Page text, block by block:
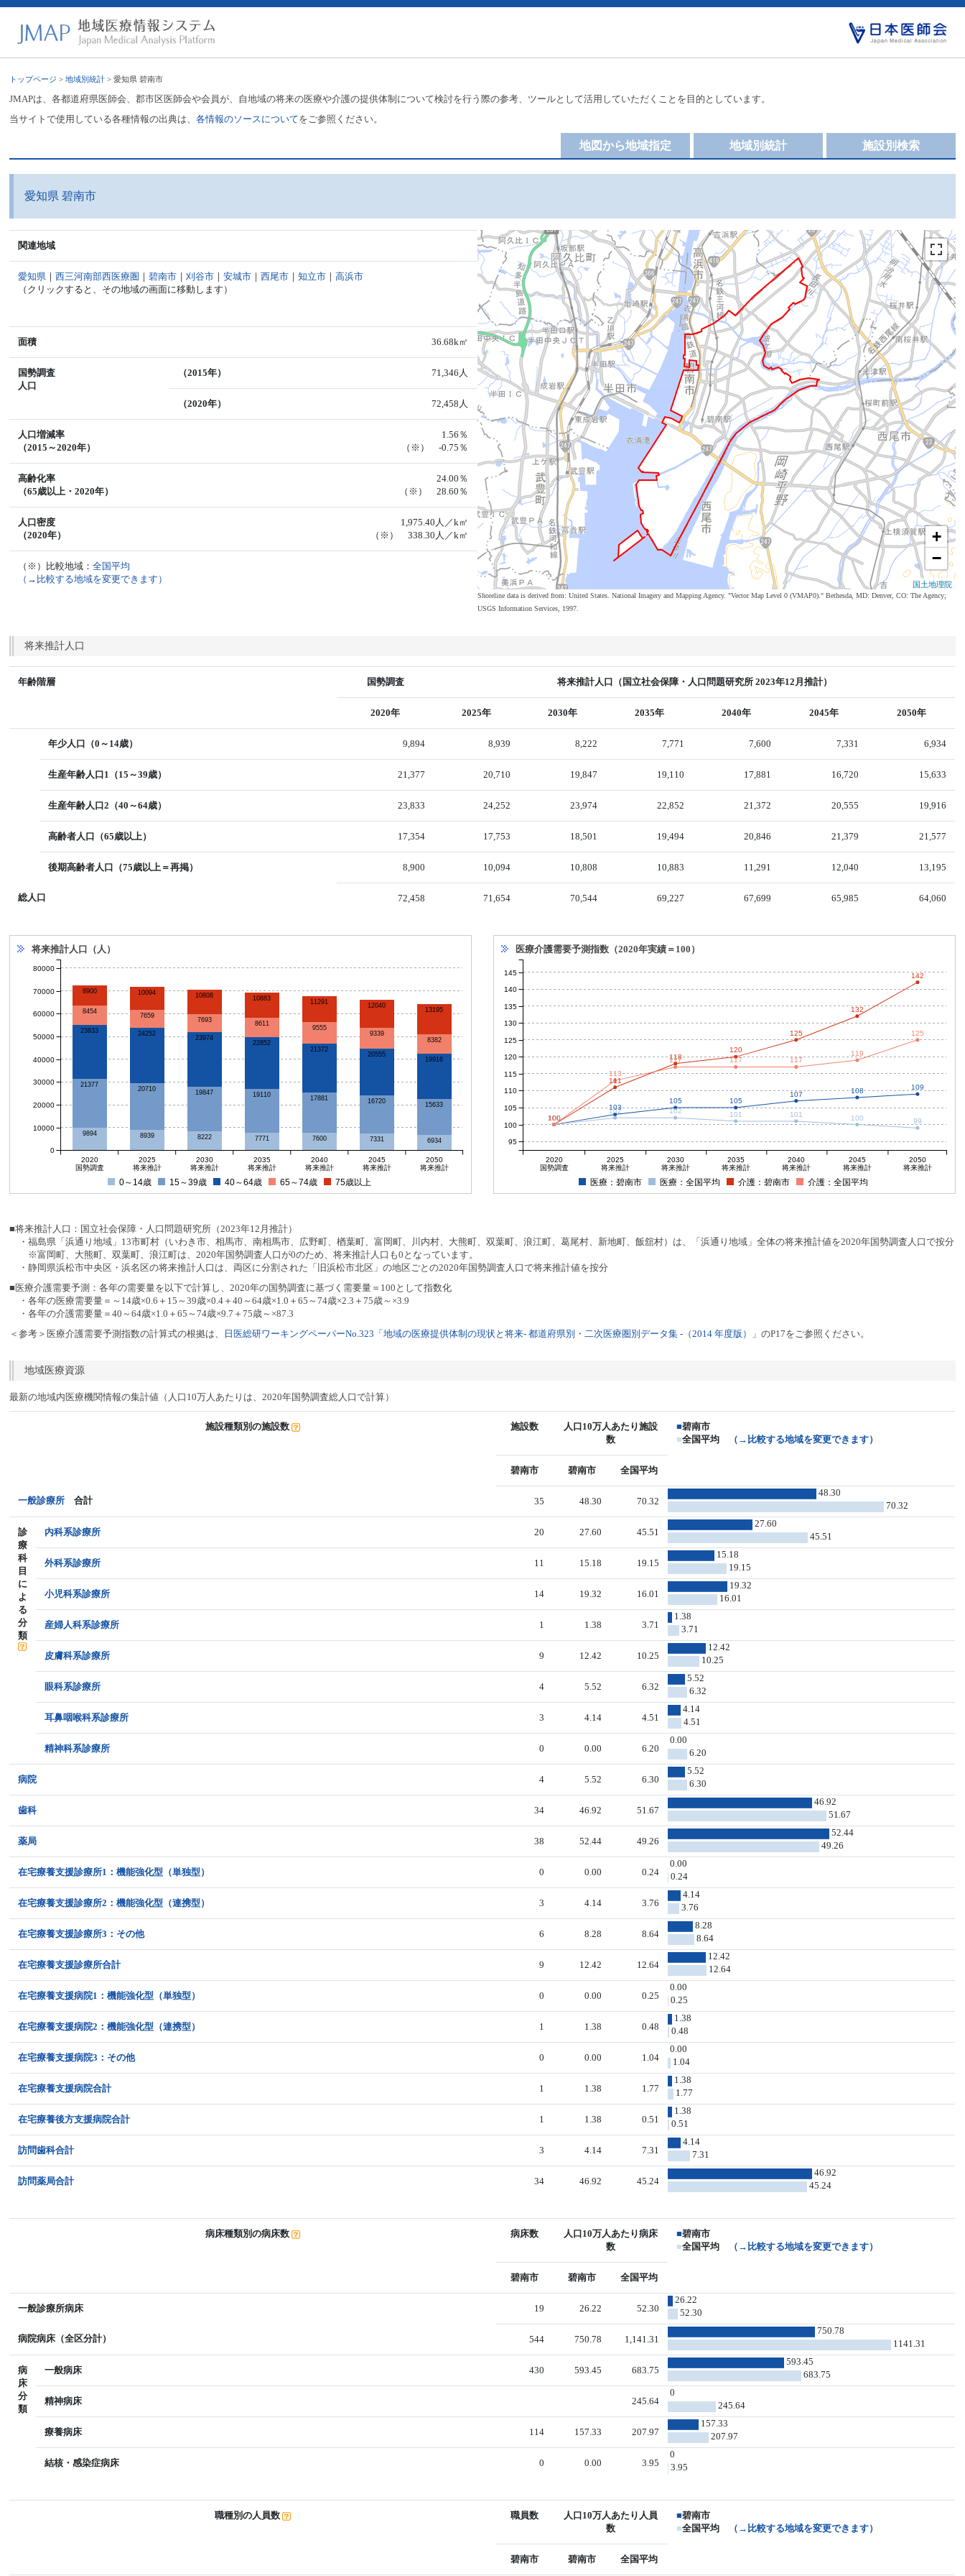
トップページ >地域別統計 > 愛知県 碧南市
JMAPは、各都道府県医師会、郡市区医師会や会員が、自地域の将来の医療や介護の提供体制について検討を行う際の参考、ツールとして活用していただくことを目的としています。
当サイトで使用している各種情報の出典は、各情報のソースについてをご参照ください。
施設別検索
地域別統計
地図から地域指定
愛知県 碧南市
関連地域
愛知県 ｜西三河南部西医療圏 ｜碧南市 ｜刈谷市 ｜安城市 ｜西尾市 ｜知立市 ｜高浜市
（クリックすると、その地域の画面に移動します）
面積 36.68k㎡
国勢調査
人口
（2015年） 71,346人
（2020年） 72,458人
人口増減率
（2015～2020年）
1.56％
（※） -0.75％
高齢化率
（65歳以上・2020年）
24.00％
（※） 28.60％
人口密度
（2020年）
1,975.40人／k㎡
（※） 338.30人／k㎡
（※）比較地域：全国平均
（→比較する地域を変更できます）
+
−
国土地理院
Shoreline data is derived from: United States. National Imagery and Mapping Agency. "Vector Map Level 0 (VMAP0)." Bethesda, MD: Denver, CO: The Agency;
USGS Information Services, 1997.
将来推計人口
年齢階層 国勢調査 将来推計人口（国立社会保障・人口問題研究所 2023年12月推計）
2020年 2025年 2030年 2035年 2040年 2045年 2050年
年少人口（0～14歳） 9,894 8,939 8,222 7,771 7,600 7,331 6,934
生産年齢人口1（15～39歳） 21,377 20,710 19,847 19,110 17,881 16,720 15,633
生産年齢人口2（40～64歳） 23,833 24,252 23,974 22,852 21,372 20,555 19,916
高齢者人口（65歳以上） 17,354 17,753 18,501 19,494 20,846 21,379 21,577
後期高齢者人口（75歳以上＝再掲） 8,900 10,094 10,808 10,883 11,291 12,040 13,195
総人口 72,458 71,654 70,544 69,227 67,699 65,985 64,060
将来推計人口（人）
9894 8939 8222 7771 7600 7331 6934
21377
20710 19847 19110 17881 16720 15633
23833 24252
23974
22852
21372
20555
19916
8454
7659
7693 8611
9555
9339
8382
8900 10094 10808 10883 11291
12040
13195
2020
国勢調査
2025
将来推計
2030
将来推計
2035
将来推計
2040
将来推計
2045
将来推計
2050
将来推計
0
10000
20000
30000
40000
50000
60000
70000
80000
0～14歳 15～39歳 40～64歳 65～74歳 75歳以上
医療介護需要予測指数（2020年実績＝100）
100
103
105 105
107 108 109
100
102 102 101 101 100 99
100
111
118
120
125
132
142
100
113
117 117 117
119
125
2020
国勢調査
2025
将来推計
2030
将来推計
2035
将来推計
2040
将来推計
2045
将来推計
2050
将来推計
95
100
105
110
115
120
125
130
135
140
145
医療：碧南市 医療：全国平均 介護：碧南市 介護：全国平均
■将来推計人口：国立社会保障・人口問題研究所（2023年12月推計）
・福島県「浜通り地域」13市町村（いわき市、相馬市、南相馬市、広野町、楢葉町、富岡町、川内村、大熊町、双葉町、浪江町、葛尾村、新地町、飯舘村）は、「浜通り地域」全体の将来推計値を2020年国勢調査人口で按分
※富岡町、大熊町、双葉町、浪江町は、2020年国勢調査人口が0のため、将来推計人口も0となっています。
・静岡県浜松市中央区・浜名区の将来推計人口は、両区に分割された「旧浜松市北区」の地区ごとの2020年国勢調査人口で将来推計値を按分
■医療介護需要予測：各年の需要量を以下で計算し、2020年の国勢調査に基づく需要量＝100として指数化
・各年の医療需要量＝～14歳×0.6＋15～39歳×0.4＋40～64歳×1.0＋65～74歳×2.3＋75歳～×3.9
・各年の介護需要量＝40～64歳×1.0＋65～74歳×9.7＋75歳～×87.3
＜参考＞医療介護需要予測指数の計算式の根拠は、
日医総研ワーキングペーパーNo.323「地域の医療提供体制の現状と将来- 都道府県別・二次医療圏別データ集 -（2014 年度版）」のP17をご参照ください。
地域医療資源
最新の地域内医療機関情報の集計値（人口10万人あたりは、2020年国勢調査総人口で計算）
施設種類別の施設数 施設数
人口10万人あたり施設
数
■碧南市
■全国平均 （→比較する地域を変更できます）
碧南市 碧南市 全国平均
一般診療所 合計 35 48.30 70.32
48.30
70.32
診
療
科
目
に
よ
る
分
類
内科系診療所 20 27.60 45.51
27.60
45.51
外科系診療所 11 15.18 19.15
15.18
19.15
小児科系診療所 14 19.32 16.01
19.32
16.01
産婦人科系診療所 1 1.38 3.71
1.38
3.71
皮膚科系診療所 9 12.42 10.25
12.42
10.25
眼科系診療所 4 5.52 6.32
5.52
6.32
耳鼻咽喉科系診療所 3 4.14 4.51
4.14
4.51
精神科系診療所 0 0.00 6.20
0.00
6.20
病院 4 5.52 6.30
5.52
6.30
歯科 34 46.92 51.67
46.92
51.67
薬局 38 52.44 49.26
52.44
49.26
在宅療養支援診療所1：機能強化型（単独型） 0 0.00 0.24
0.00
0.24
在宅療養支援診療所2：機能強化型（連携型） 3 4.14 3.76
4.14
3.76
在宅療養支援診療所3：その他 6 8.28 8.64
8.28
8.64
在宅療養支援診療所合計 9 12.42 12.64
12.42
12.64
在宅療養支援病院1：機能強化型（単独型） 0 0.00 0.25
0.00
0.25
在宅療養支援病院2：機能強化型（連携型） 1 1.38 0.48
1.38
0.48
在宅療養支援病院3：その他 0 0.00 1.04
0.00
1.04
在宅療養支援病院合計 1 1.38 1.77
1.38
1.77
在宅療養後方支援病院合計 1 1.38 0.51
1.38
0.51
訪問歯科合計 3 4.14 7.31
4.14
7.31
訪問薬局合計 34 46.92 45.24
46.92
45.24
病床種類別の病床数 病床数
人口10万人あたり病床
数
■碧南市
■全国平均 （→比較する地域を変更できます）
碧南市 碧南市 全国平均
一般診療所病床 19 26.22 52.30
26.22
52.30
病院病床（全区分計） 544 750.78 1,141.31
750.78
1141.31
病
床
分
類
一般病床 430 593.45 683.75
593.45
683.75
精神病床 245.64
0
245.64
療養病床 114 157.33 207.97
157.33
207.97
結核・感染症病床 0 0.00 3.95
0
3.95
職種別の人員数 職員数
人口10万人あたり人員
数
■碧南市
■全国平均 （→比較する地域を変更できます）
碧南市 碧南市 全国平均